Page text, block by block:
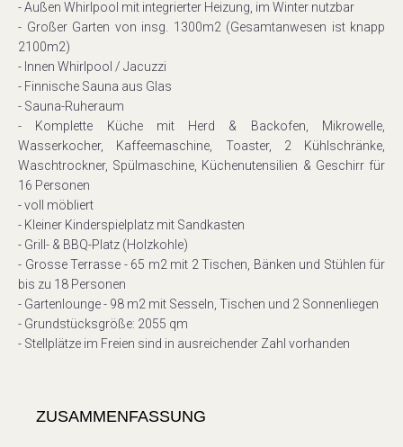
- Außen Whirlpool mit integrierter Heizung, im Winter nutzbar
- Großer Garten von insg. 1300m2 (Gesamtanwesen ist knapp
2100m2)
- Innen Whirlpool / Jacuzzi
- Finnische Sauna aus Glas
- Sauna-Ruheraum
- Komplette Küche mit Herd & Backofen, Mikrowelle,
Wasserkocher, Kaffeemaschine, Toaster, 2 Kühlschränke,
Waschtrockner, Spülmaschine, Küchenutensilien & Geschirr für
16 Personen
- voll möbliert
- Kleiner Kinderspielplatz mit Sandkasten
- Grill- & BBQ-Platz (Holzkohle)
- Grosse Terrasse - 65 m2 mit 2 Tischen, Bänken und Stühlen für
bis zu 18 Personen
- Gartenlounge - 98 m2 mit Sesseln, Tischen und 2 Sonnenliegen
- Grundstücksgröße: 2055 qm
- Stellplätze im Freien sind in ausreichender Zahl vorhanden
ZUSAMMENFASSUNG